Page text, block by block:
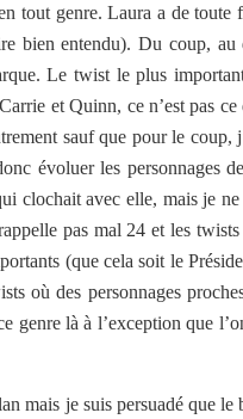
tout genre. Laura a de toute
bien entendu). Du coup, au
Le twist le plus
et Quinn, ce n’est pas
sauf que pour le coup,
évoluer les personnages
clochait avec elle, mais je
pas mal 24 et les
(que cela soit le
où des personnages
genre là à l’exception que
mais je suis persuadé que le